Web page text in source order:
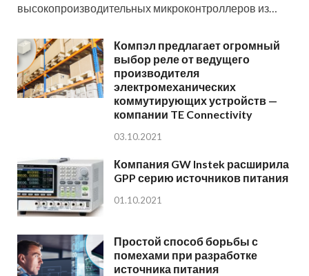
высокопроизводительных микроконтроллеров из…
Компэл предлагает огромный
выбор реле от ведущего
производителя
электромеханических
коммутирующих устройств —
компании TE Connectivity
03.10.2021
Компания GW Instek расширила
GPP серию источников питания
01.10.2021
Простой способ борьбы с
помехами при разработке
источника питания